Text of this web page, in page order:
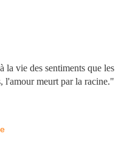
la vie des sentiments que les
l'amour meurt par la racine."